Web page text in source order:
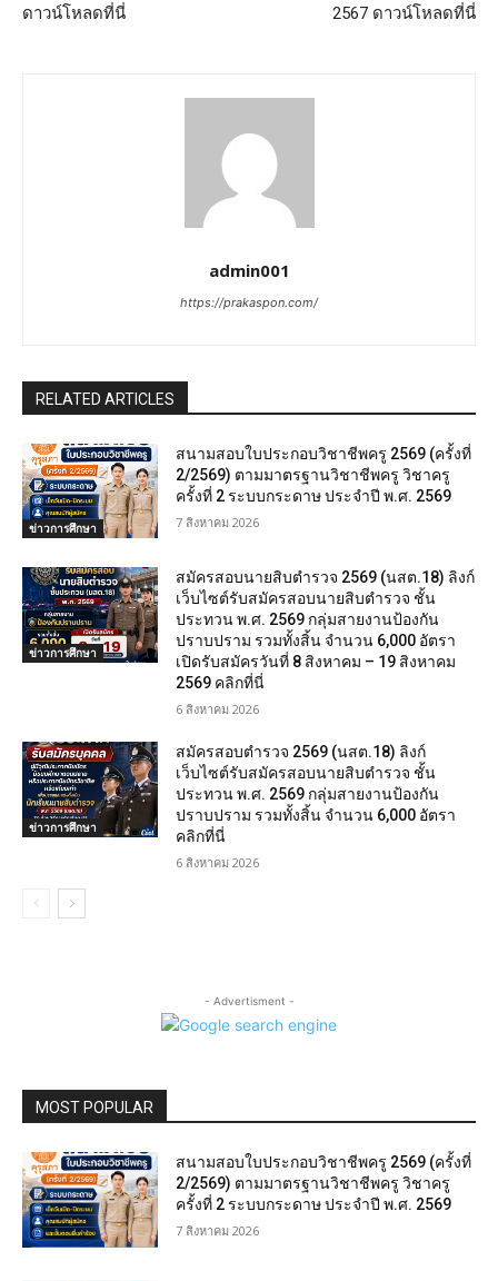
ดาวน์โหลดที่นี่ 2567 ดาวน์โหลดที่นี่
admin001
https://prakaspon.com/
RELATED ARTICLES
ข่าวการศึกษา
สนามสอบใบประกอบวิชาชีพครู 2569 (ครั้งที่
2/2569) ตามมาตรฐานวิชาชีพครู วิชาครู
ครั้งที่ 2 ระบบกระดาษ ประจำปี พ.ศ. 2569
7 สิงหาคม 2026
ข่าวการศึกษา
สมัครสอบนายสิบตำรวจ 2569 (นสต.18) ลิงก์
เว็บไซต์รับสมัครสอบนายสิบตำรวจ ชั้น
ประทวน พ.ศ. 2569 กลุ่มสายงานป้องกัน
ปราบปราม รวมทั้งสิ้น จำนวน 6,000 อัตรา
เปิดรับสมัครวันที่ 8 สิงหาคม – 19 สิงหาคม
2569 คลิกที่นี่
6 สิงหาคม 2026
ข่าวการศึกษา
สมัครสอบตํารวจ 2569 (นสต.18) ลิงก์
เว็บไซต์รับสมัครสอบนายสิบตำรวจ ชั้น
ประทวน พ.ศ. 2569 กลุ่มสายงานป้องกัน
ปราบปราม รวมทั้งสิ้น จำนวน 6,000 อัตรา
คลิกที่นี่
6 สิงหาคม 2026
- Advertisment -
MOST POPULAR
สนามสอบใบประกอบวิชาชีพครู 2569 (ครั้งที่
2/2569) ตามมาตรฐานวิชาชีพครู วิชาครู
ครั้งที่ 2 ระบบกระดาษ ประจำปี พ.ศ. 2569
7 สิงหาคม 2026